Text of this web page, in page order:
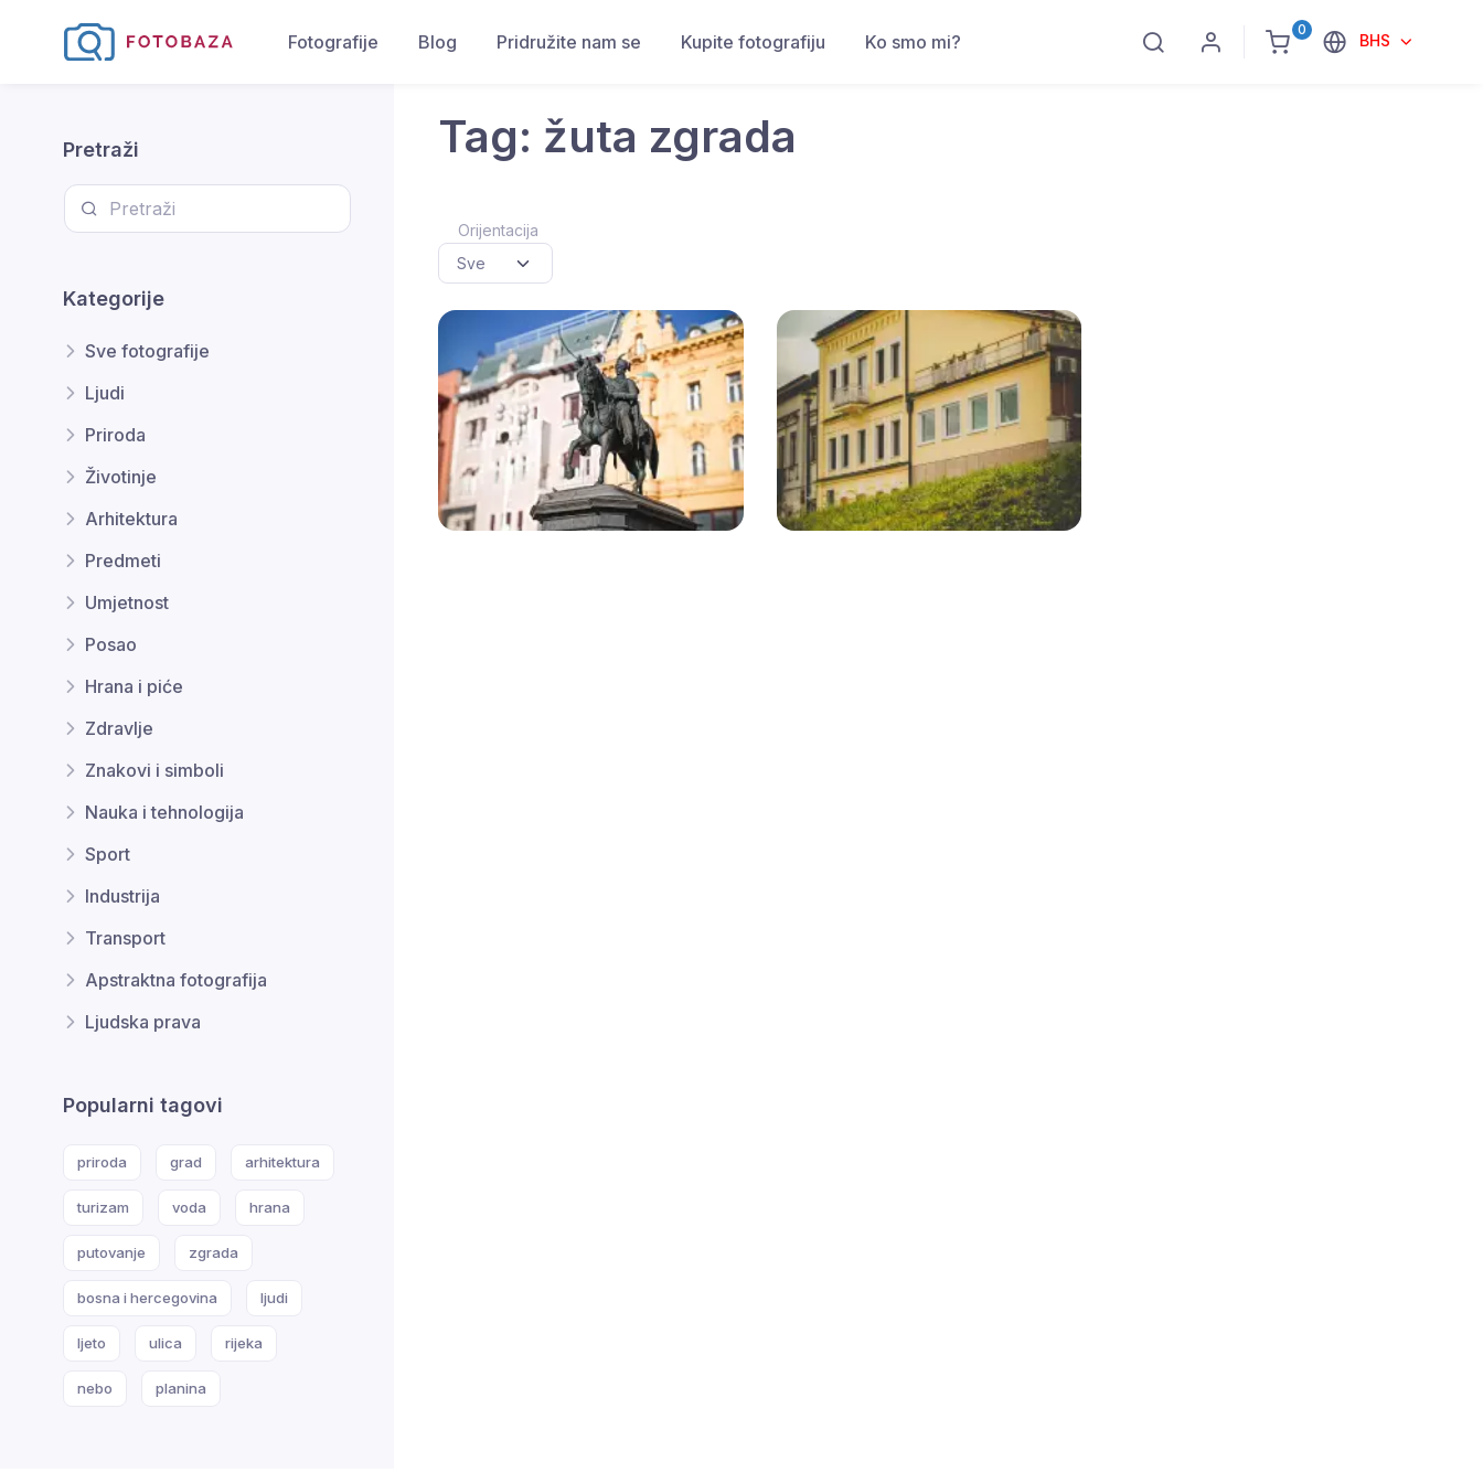
0
BHS
Fotografije Blog Pridružite nam se Kupite fotografiju Ko smo mi?
Pretraži
Kategorije
Sve fotografije
Ljudi
Priroda
Životinje
Arhitektura
Predmeti
Umjetnost
Posao
Hrana i piće
Zdravlje
Znakovi i simboli
Nauka i tehnologija
Sport
Industrija
Transport
Apstraktna fotografija
Ljudska prava
Popularni tagovi
priroda grad arhitektura
turizam voda hrana
putovanje zgrada
bosna i hercegovina ljudi
ljeto ulica rijeka
nebo planina
Tag: žuta zgrada
Orijentacija